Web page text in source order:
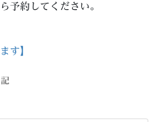
予約してください。
す】